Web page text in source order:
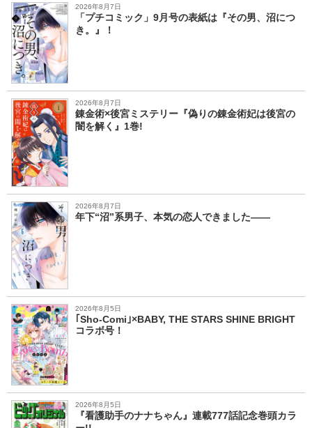
2026年8月7日
「プチコミック」9月号の表紙は『その男、沼につ
き。』！
2026年8月7日
錬金術×後宮ミステリー『偽りの錬金術妃は後宮の
闇を解く』1巻!
2026年8月7日
年下“沼”系男子、本気の恋人できました――
2026年8月5日
｢Sho-Comi｣×BABY, THE STARS SHINE BRIGHT
コラボ号！
2026年8月5日
『看護助手のナナちゃん』連載777話記念巻頭カラ